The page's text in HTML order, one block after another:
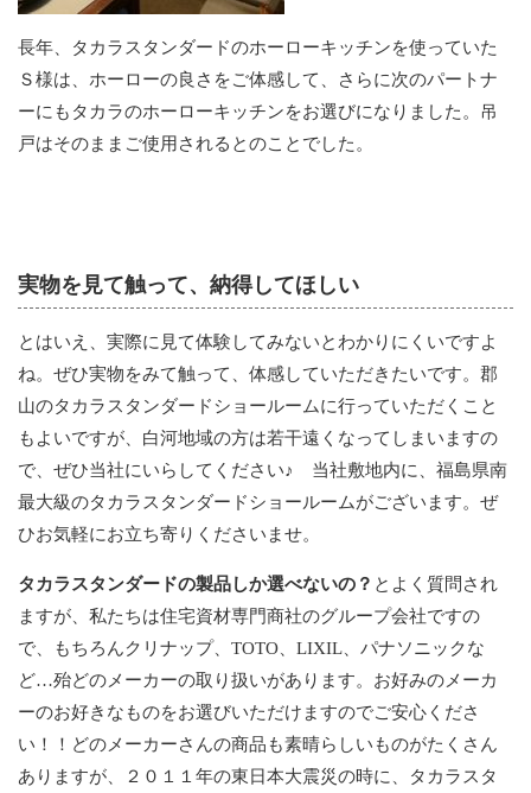
長年、タカラスタンダードのホーローキッチンを使っていた
Ｓ様は、ホーローの良さをご体感して、さらに次のパートナ
ーにもタカラのホーローキッチンをお選びになりました。吊
戸はそのままご使用されるとのことでした。
実物を見て触って、納得してほしい
とはいえ、実際に見て体験してみないとわかりにくいですよ
ね。ぜひ実物をみて触って、体感していただきたいです。郡
山のタカラスタンダードショールームに行っていただくこと
もよいですが、白河地域の方は若干遠くなってしまいますの
で、ぜひ当社にいらしてください♪ 当社敷地内に、福島県南
最大級のタカラスタンダードショールームがございます。ぜ
ひお気軽にお立ち寄りくださいませ。
タカラスタンダードの製品しか選べないの？ とよく質問され
ますが、私たちは住宅資材専門商社のグループ会社ですの
で、もちろんクリナップ、TOTO、LIXIL、パナソニックな
ど…殆どのメーカーの取り扱いがあります。お好みのメーカ
ーのお好きなものをお選びいただけますのでご安心くださ
い！！どのメーカーさんの商品も素晴らしいものがたくさん
ありますが、２０１１年の東日本大震災の時に、タカラスタ